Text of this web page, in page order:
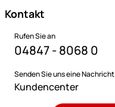
Kontakt
Rufen Sie an
04847 - 8068 0
Senden Sie uns eine Nachricht
Kundencenter